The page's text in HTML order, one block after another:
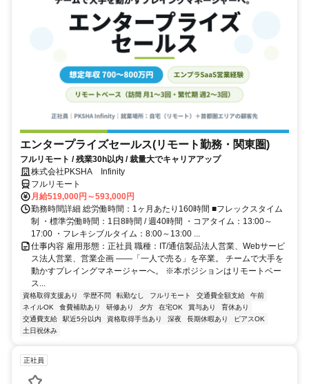
エンタープライズセールス(リモート勤務・関東圏)
フルリモート / 残業30h以内 / 裁量大でキャリアアップ
株式会社PKSHA Infinity
フルリモート
月給519,000円～593,000円
勤務時間詳細 総労働時間：1ヶ月あたり160時間 ■フレックスタイム
制 ・標準労働時間：1日8時間 / 週40時間 ・コアタイム：13:00～
17:00 ・フレキシブルタイム：8:00～13:00 ...
仕事内容 雇用形態：正社員 職種：IT/通信製品法人営業、Webサービ
ス法人営業、営業企画 ――「一人で売る」を卒業。 チームで大手を
動かすプレイングマネージャーへ。 ※本ポジションはリモートベー
ス...
資格取得支援あり 学歴不問 転勤なし フルリモート 交通費全額支給
午前
ネイルOK
食費補助あり 研修あり 夕方 在宅OK 賞与あり
育休あり
交通費支給
駅近5分以内 資格取得手当あり 深夜 長期休暇あり
ピアスOK
土日祝休み
正社員